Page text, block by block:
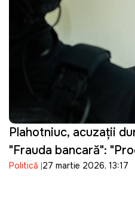
Plahotniuc, acuzații
"Frauda bancară":
probele"
Politică 27 martie 2026, 13:17